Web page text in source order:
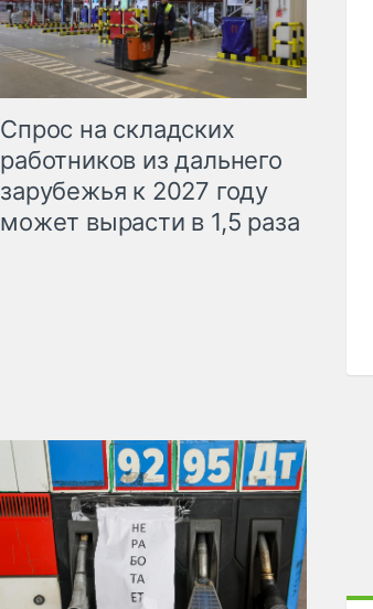
Спрос на складских
работников из дальнего
зарубежья к 2027 году
может вырасти в 1,5 раза